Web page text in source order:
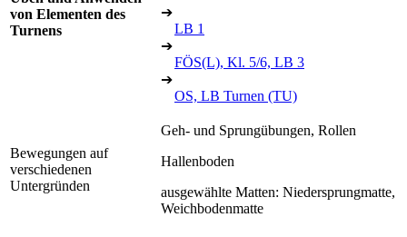
von Elementen des
Turnens
➔
LB 1
➔
FÖS(L), Kl. 5/6, LB 3
➔
OS, LB Turnen (TU)
Bewegungen auf
verschiedenen
Untergründen
Geh- und Sprungübungen, Rollen
Hallenboden
ausgewählte Matten: Niedersprungmatte,
Weichbodenmatte